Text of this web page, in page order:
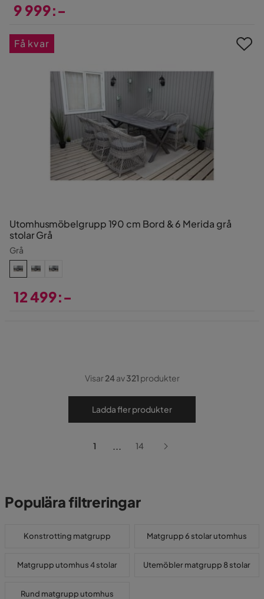
9 999:-
Utomhusmöbelgrupp 190 cm Bord & 6 Merida grå
stolar Grå
Grå
12 499:-
Få kvar
Visar24av321 produkter
Ladda fler produkter
1 ... 14
Populära filtreringar
Konstrotting matgrupp Matgrupp 6 stolar utomhus
Matgrupp utomhus 4 stolar Utemöbler matgrupp 8 stolar
Rund matgrupp utomhus